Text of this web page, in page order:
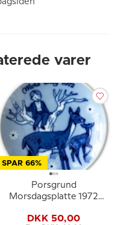
varer
SPAR 66%
Porsgrund
Morsdagsplatte 1972
DKK 50,00